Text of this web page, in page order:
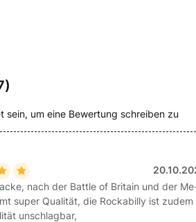
sein, um eine Bewertung schreiben zu
nach der Battle of Britain und der
super Qualität, die Rockabilly ist zudem
unschlagbar,